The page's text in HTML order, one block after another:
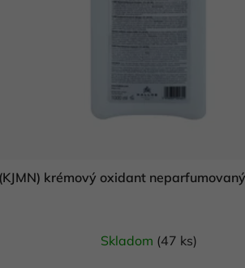
krémový oxidant
Skladom (47 ks)